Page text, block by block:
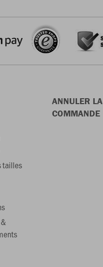
tailles
ANNULER LA
COMMANDE